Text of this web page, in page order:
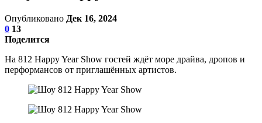
Опубликовано Дек 16, 2024
0 13
Поделится
На 812 Happy Year Show гостей ждёт море драйва, дропов и
перформансов от приглашённых артистов.